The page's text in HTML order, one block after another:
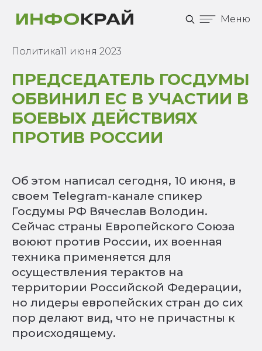
Меню
Политика11 июня 2023
ПРЕДСЕДАТЕЛЬ ГОСДУМЫ
ОБВИНИЛ ЕС В УЧАСТИИ В
БОЕВЫХ ДЕЙСТВИЯХ
ПРОТИВ РОССИИ
Об этом написал сегодня, 10 июня, в
своем Telegram-канале спикер
Госдумы РФ Вячеслав Володин.
Сейчас страны Европейского Союза
воюют против России, их военная
техника применяется для
осуществления терактов на
территории Российской Федерации,
но лидеры европейских стран до сих
пор делают вид, что не причастны к
происходящему.